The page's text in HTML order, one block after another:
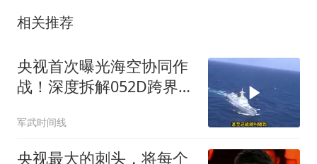
相关推荐
央视首次曝光海空协同作
战！深度拆解052D跨界指
牌有多绝？
军武时间线
央视最大的刺头，将每个